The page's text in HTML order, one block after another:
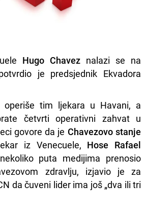
Hugo Chavez nalazi se na
je predsjednik Ekvadora
operiše tim ljekara u Havani, a
četvrti operativni zahvat u
govore da je Chavezovo stanje
iz Venecuele, Hose Rafael
puta medijima prenosio
zdravlju, izjavio je za
da čuveni lider ima još „dva ili tri